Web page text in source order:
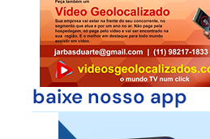
baixe nosso app